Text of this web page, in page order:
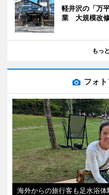
軽井沢の「万
業 大規模改
もっ
フォ
海外からの旅行客も足水浴体